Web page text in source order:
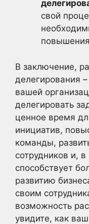
свой
В заключение,
делегирования
вашей
делегировать
ценное время
инициатив,
команды,
сотрудников и,
способствует
развитию
своим
возможность
увидите, как